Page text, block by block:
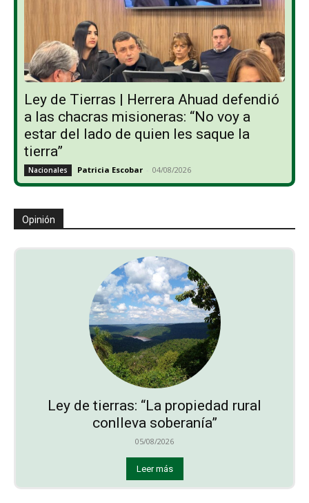
Ley de Tierras | Herrera Ahuad defendió
a las chacras misioneras: “No voy a
estar del lado de quien les saque la
tierra”
Nacionales Patricia Escobar - 04/08/2026
Opinión
Ley de tierras: “La propiedad rural
conlleva soberanía”
05/08/2026
Leer más